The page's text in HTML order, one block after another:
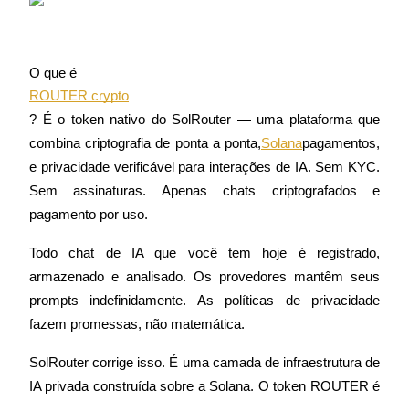
Futuros COIN-M
Futuros de criptomoeda
TradFi
O que é
? É o token nativo do SolRouter — uma plataforma que
combina criptografia de ponta a ponta,Solanapagamentos,
e privacidade verificável para interações de IA. Sem KYC.
Sem assinaturas. Apenas chats criptografados e
pagamento por uso.
Todo chat de IA que você tem hoje é registrado,
armazenado e analisado. Os provedores mantêm seus
prompts indefinidamente. As políticas de privacidade
fazem promessas, não matemática.
SolRouter corrige isso. É uma camada de infraestrutura de
IA privada construída sobre a Solana. O token ROUTER é